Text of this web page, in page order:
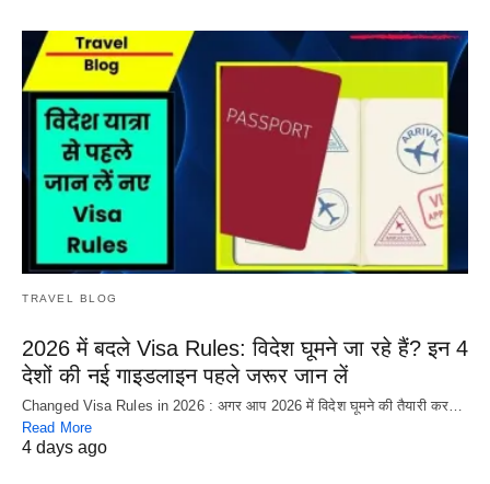
TRAVEL BLOG
2026 में बदले Visa Rules: विदेश घूमने जा रहे हैं? इन 4
देशों की नई गाइडलाइन पहले जरूर जान लें
Changed Visa Rules in 2026 : अगर आप 2026 में विदेश घूमने की तैयारी कर…
Read More
4 days ago